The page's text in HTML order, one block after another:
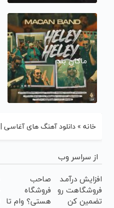
ماکان بند
خانه » دانلود آهنگ های آغاسی | Aghasi
از سراسر وب
افزایش درآمـد
فروشگاهت رو
تضمین کن
صاحب
فروشگاه
هستی؟ وام تا